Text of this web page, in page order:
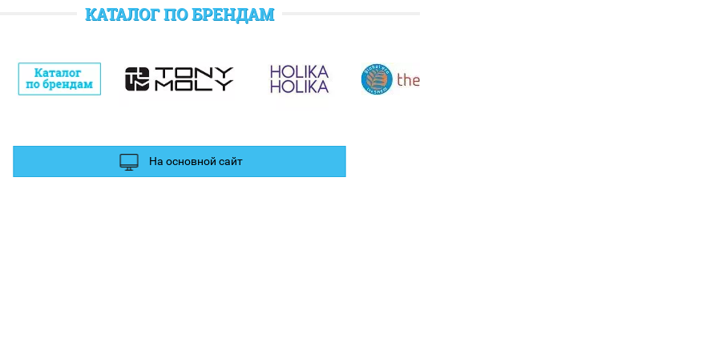
баллы Вы можете получить за отзыв и фотографии в
КАТАЛОГ ПО БРЕНДАМ
На основной сайт